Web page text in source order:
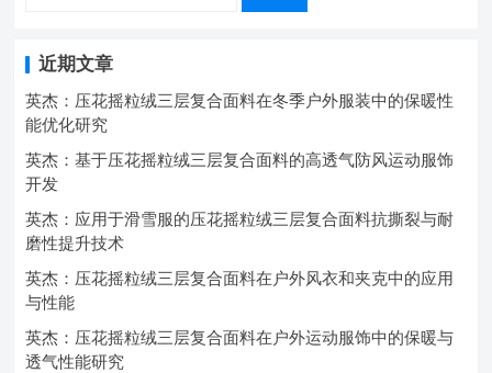
近期文章
英杰：压花摇粒绒三层复合面料在冬季户外服装中的保暖性
能优化研究
英杰：基于压花摇粒绒三层复合面料的高透气防风运动服饰
开发
英杰：应用于滑雪服的压花摇粒绒三层复合面料抗撕裂与耐
磨性提升技术
英杰：压花摇粒绒三层复合面料在户外风衣和夹克中的应用
与性能
英杰：压花摇粒绒三层复合面料在户外运动服饰中的保暖与
透气性能研究